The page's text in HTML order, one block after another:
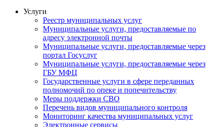
Услуги
Реестр муниципальных услуг
Муниципальные услуги, предоставляемые по
адресу электронной почты
Муниципальные услуги, предоставляемые через
портал Госуслуг
Муниципальные услуги, предоставляемые через
ГБУ МФЦ
Государственные услуги в сфере переданных
полномочий по опеке и попечительству
Меры поддержки СВО
Перечень видов муниципального контроля
Мониторинг качества муниципальных услуг
Электронные сервисы